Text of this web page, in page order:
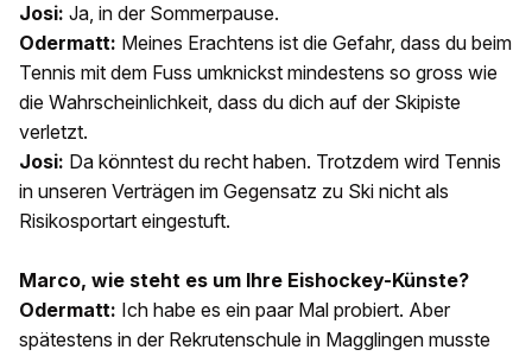
Josi: Ja, in der Sommerpause.
Odermatt: Meines Erachtens ist die Gefahr, dass du beim
Tennis mit dem Fuss umknickst mindestens so gross wie
die Wahrscheinlichkeit, dass du dich auf der Skipiste
verletzt.
Josi: Da könntest du recht haben. Trotzdem wird Tennis
in unseren Verträgen im Gegensatz zu Ski nicht als
Risikosportart eingestuft.
Marco, wie steht es um Ihre Eishockey-Künste?
Odermatt: Ich habe es ein paar Mal probiert. Aber
spätestens in der Rekrutenschule in Magglingen musste